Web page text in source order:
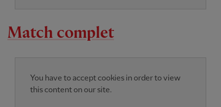
Match complet
You have to accept cookies in order to view
this content on our site.